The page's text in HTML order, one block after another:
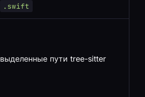
.swift
выделенные пути tree-sitter